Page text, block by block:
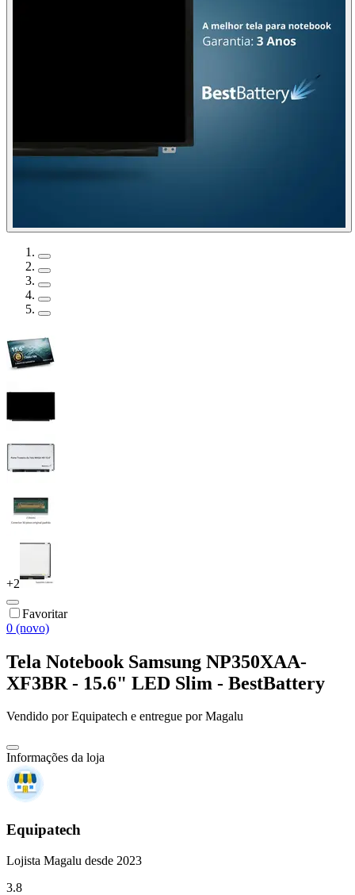
+2
Favoritar
0 (novo)
Tela Notebook Samsung NP350XAA-
XF3BR - 15.6" LED Slim - BestBattery
Vendido porEquipatech e entregue por Magalu
Informações da loja
Equipatech
Lojista Magalu desde 2023
3.8